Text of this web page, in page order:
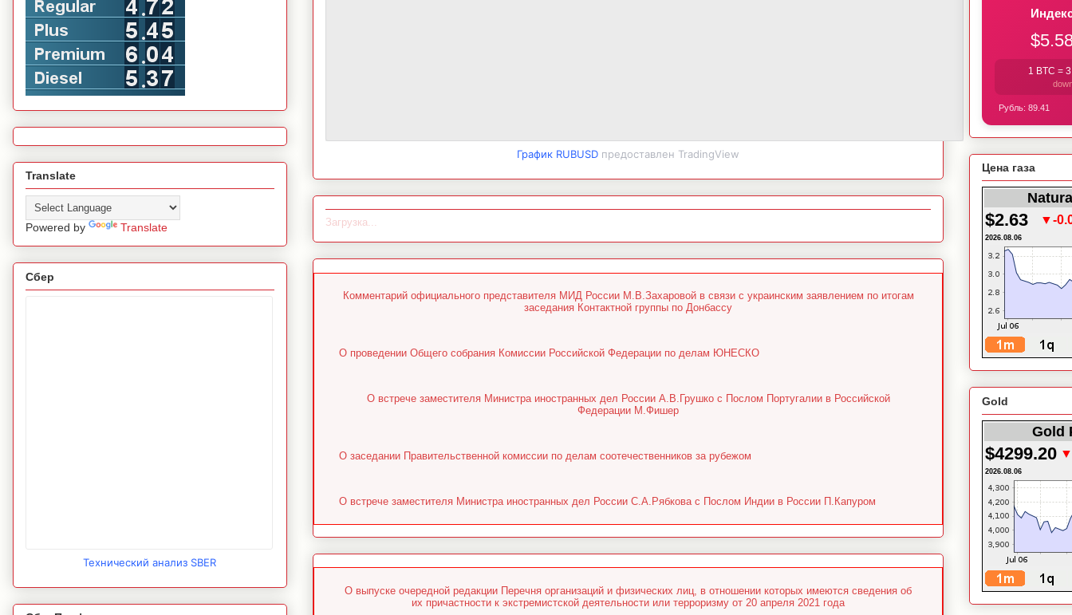
График RUBUSD предоставлен TradingView
Загрузка...
Комментарий официального представителя МИД России М.В.Захаровой в связи с украинским заявлением по итогам
заседания Контактной группы по Донбассу
О проведении Общего собрания Комиссии Российской Федерации по делам ЮНЕСКО
О встрече заместителя Министра иностранных дел России А.В.Грушко с Послом Португалии в Российской
Федерации М.Фишер
О заседании Правительственной комиссии по делам соотечественников за рубежом
О встрече заместителя Министра иностранных дел России С.А.Рябкова с Послом Индии в России П.Капуром
О выпуске очередной редакции Перечня организаций и физических лиц, в отношении которых имеются сведения об
их причастности к экстремистской деятельности или терроризму от 20 апреля 2021 года
Translate
Powered by Translate
Сбер
Технический анализ SBER
1 BTC =
Рубль: 89.41
Цена газа
$2.63 ▼-
2026.08.06
Gold
Gold
$4299.20
2026.08.06